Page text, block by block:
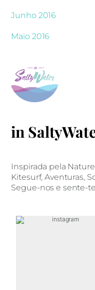
Junho 2016
Maio 2016
in
Inspirada pela
Kitesurf, Aventuras,
Segue-nos e sente-